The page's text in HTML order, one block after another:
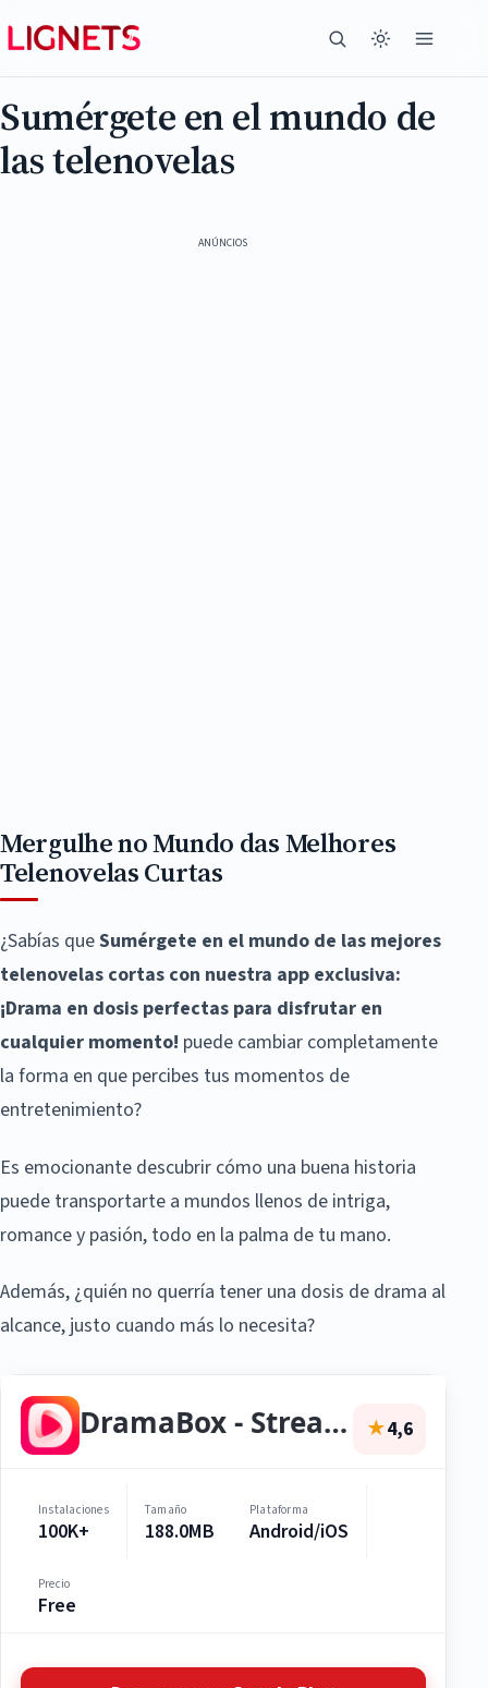
Sumérgete en el mundo de
las telenovelas
ANÚNCIOS
Mergulhe no Mundo das Melhores
Telenovelas Curtas
¿Sabías queSumérgete en el mundo de las mejores
telenovelas cortas con nuestra app exclusiva:
¡Drama en dosis perfectas para disfrutar en
cualquier momento! puede cambiar completamente
la forma en que percibes tus momentos de
entretenimiento?
Es emocionante descubrir cómo una buena historia
puede transportarte a mundos llenos de intriga,
romance y pasión, todo en la palma de tu mano.
Además, ¿quién no querría tener una dosis de drama al
alcance, justo cuando más lo necesita?
DramaBox - Stream Drama Shorts ★4,6
Instalaciones
100K+
Tamaño
188.0MB
Plataforma
Android/iOS
Precio
Free